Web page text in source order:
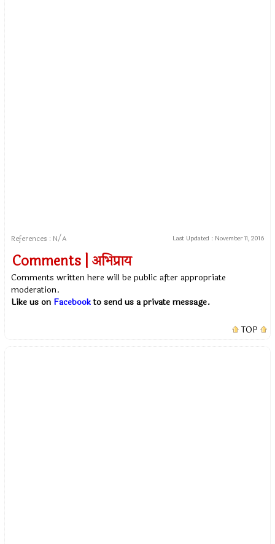
References : N/A Last Updated : November 11, 2016
Comments | अभिप्राय
Comments written here will be public after appropriate
moderation.
Like us on Facebookto send us a private message.
TOP